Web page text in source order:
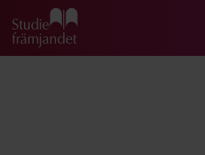
Gå till studiefrämjandets startsida